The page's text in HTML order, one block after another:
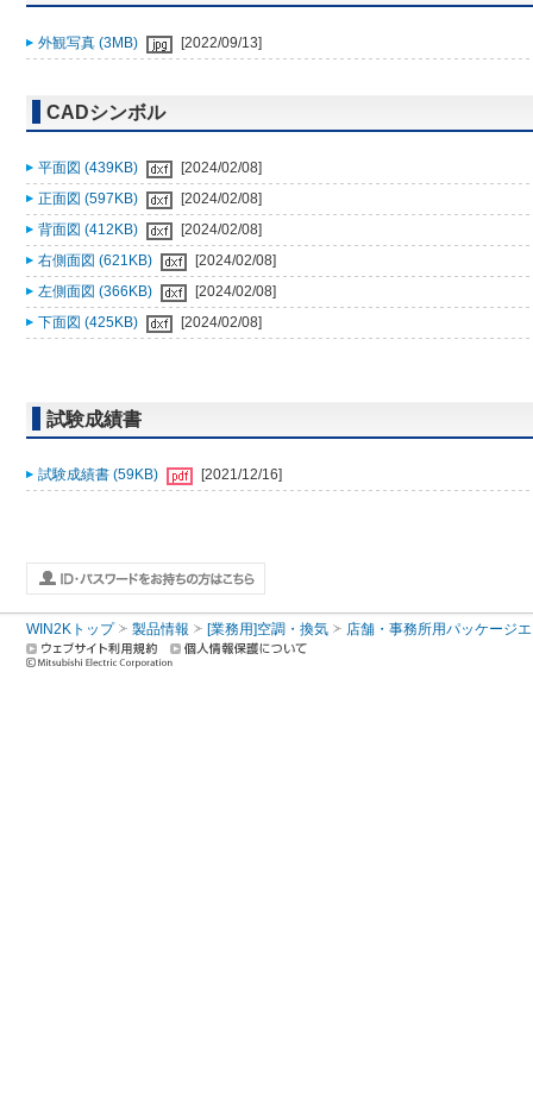
外観写真 (3MB) [2022/09/13]
CADシンボル
平面図 (439KB)
[2024/02/08]
正面図 (597KB)
[2024/02/08]
背面図 (412KB)
[2024/02/08]
右側面図 (621KB)
[2024/02/08]
左側面図 (366KB)
[2024/02/08]
下面図 (425KB)
[2024/02/08]
試験成績書
試験成績書 (59KB) [2021/12/16]
WIN2Kトップ 製品情報 [業務用]空調・換気 店舗・事務所用パッケージ